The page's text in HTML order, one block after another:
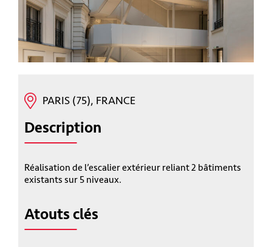
PARIS (75), FRANCE
Description
Réalisation de l’escalier extérieur reliant 2 bâtiments
existants sur 5 niveaux.
Atouts clés